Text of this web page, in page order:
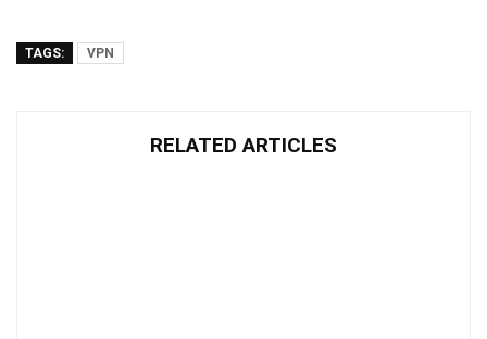
TAGS: VPN
RELATED ARTICLES